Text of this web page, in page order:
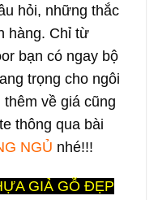
hỏi, những thắc
hàng. Chỉ từ
bạn có ngay bộ
trọng cho ngôi
về giá cũng
thông qua bài
NGỦ nhé!!!
GIẢ GỖ ĐẸP